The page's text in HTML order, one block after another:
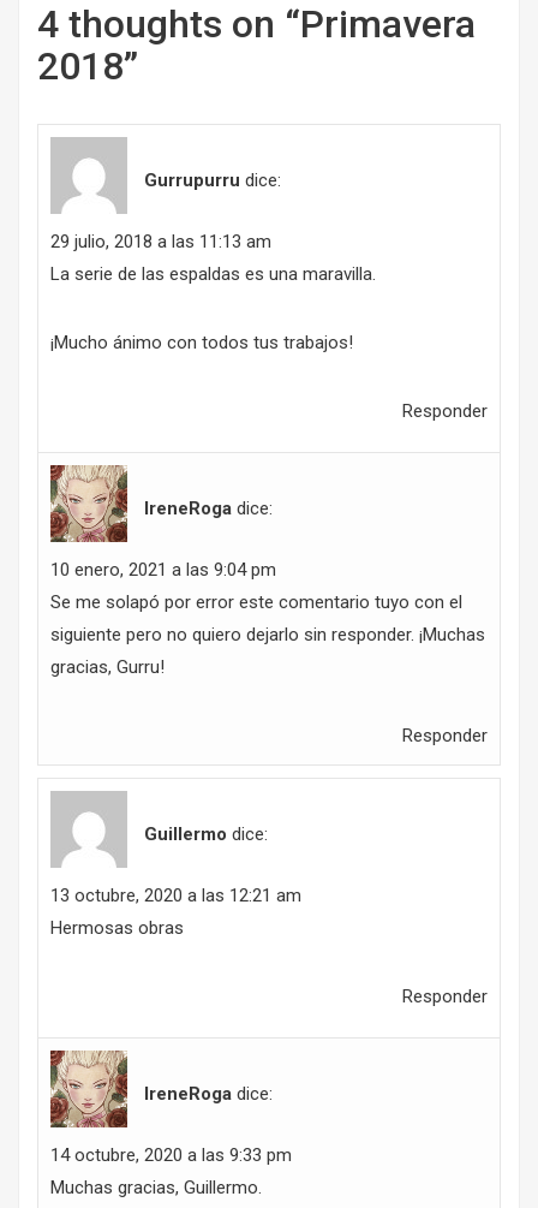
4 thoughts on “Primavera
2018”
Gurrupurru dice:
29 julio, 2018 a las 11:13 am
La serie de las espaldas es una maravilla.
¡Mucho ánimo con todos tus trabajos!
Responder
IreneRoga dice:
10 enero, 2021 a las 9:04 pm
Se me solapó por error este comentario tuyo con el
siguiente pero no quiero dejarlo sin responder. ¡Muchas
gracias, Gurru!
Responder
Guillermo dice:
13 octubre, 2020 a las 12:21 am
Hermosas obras
Responder
IreneRoga dice:
14 octubre, 2020 a las 9:33 pm
Muchas gracias, Guillermo.